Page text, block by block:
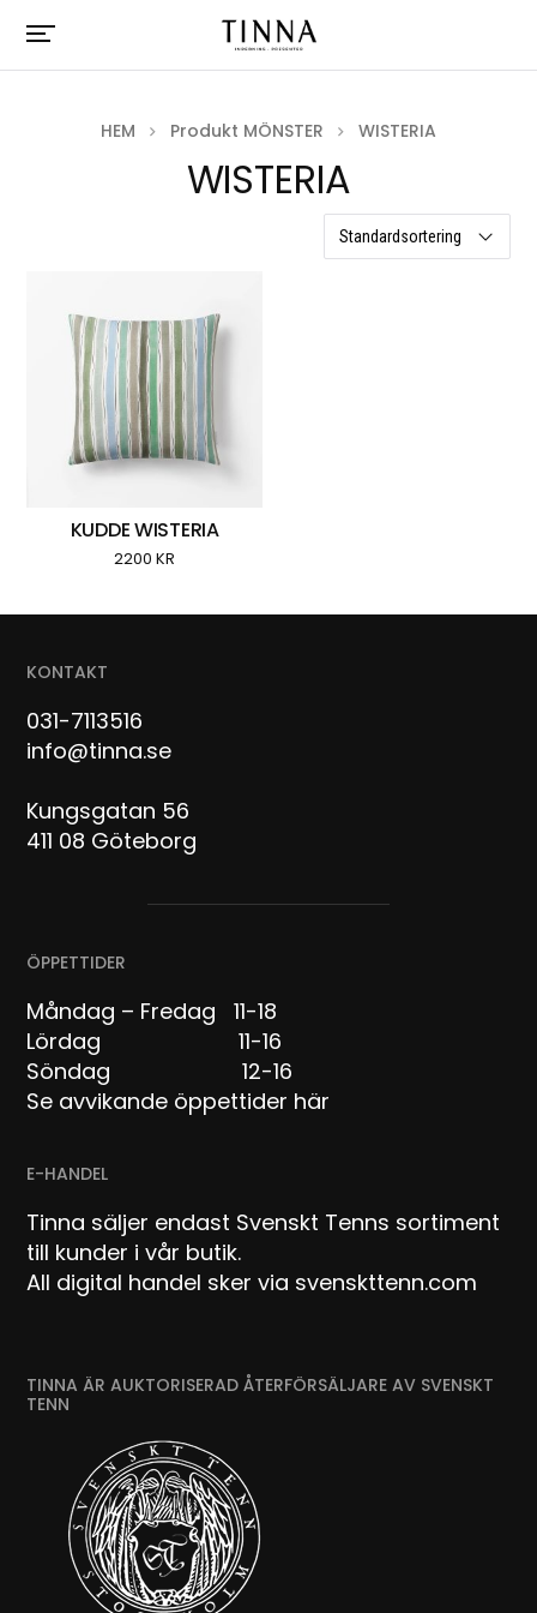
HEM Produkt MÖNSTER WISTERIA
WISTERIA
KUDDE WISTERIA
2200KR
KONTAKT
031-7113516
info@tinna.se
Kungsgatan 56
411 08 Göteborg
ÖPPETTIDER
Måndag – Fredag 11-18
Lördag 11-16
Söndag 12-16
Se avvikande öppettider här
E-HANDEL
Tinna säljer endast Svenskt Tenns sortiment
till kunder i vår butik.
All digital handel sker via svenskttenn.com
TINNA ÄR AUKTORISERAD ÅTERFÖRSÄLJARE AV SVENSKT
TENN